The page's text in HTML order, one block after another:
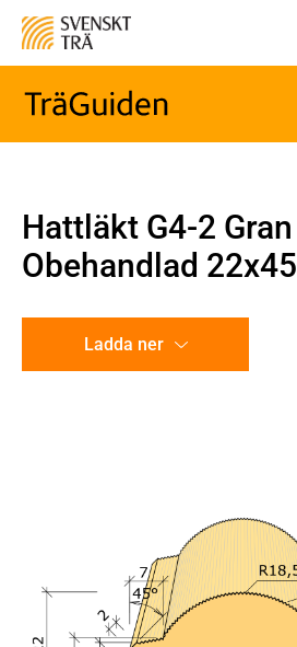
Hattläkt G4-2 Gran
Obehandlad 22x45
Ladda ner